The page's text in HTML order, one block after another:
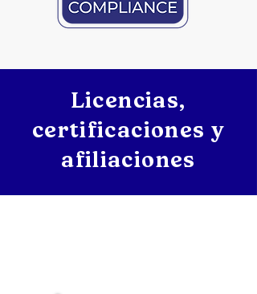
Licencias,
certificaciones y
afiliaciones